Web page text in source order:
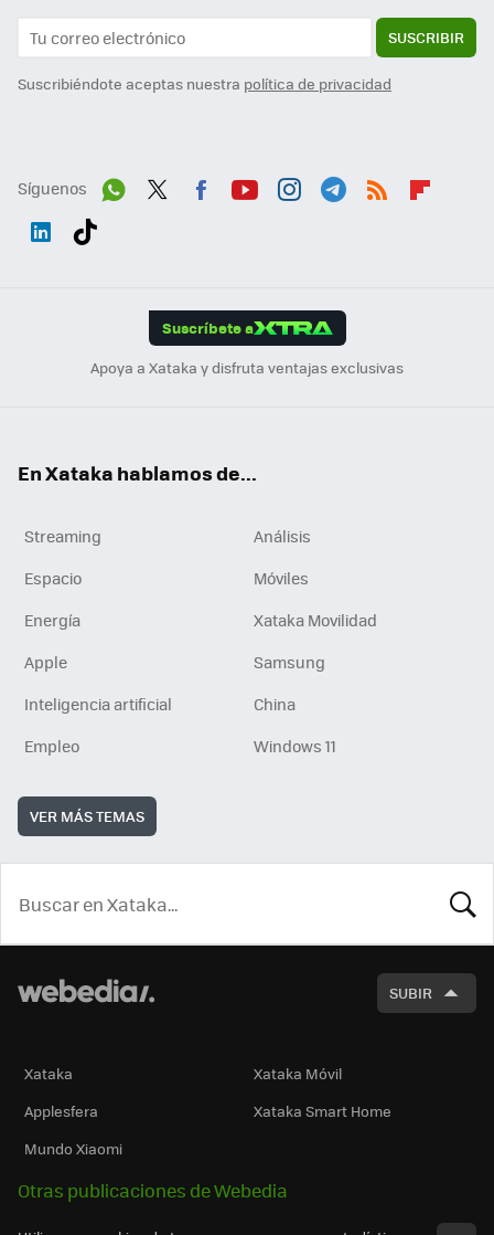
SUSCRIBIR
Suscribiéndote aceptas nuestra política de privacidad
Síguenos
Suscríbete a
Apoya a Xataka y disfruta ventajas exclusivas
En Xataka hablamos de...
Streaming
Análisis
Espacio
Móviles
Energía
Xataka Movilidad
Apple
Samsung
Inteligencia artificial
China
Empleo
Windows 11
VER MÁS TEMAS
SUBIR
Xataka
Xataka Móvil
Applesfera
Xataka Smart Home
Mundo Xiaomi
Otras publicaciones de Webedia